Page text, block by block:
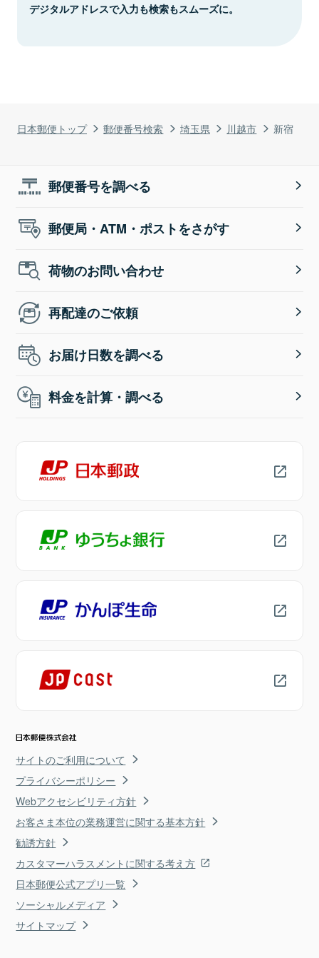
日本郵便トップ 郵便番号検索 埼玉県 川越市 新宿
デジタルアドレスで入力も検索もスムーズに。
郵便番号を調べる
郵便局・ATM・ポストをさがす
荷物のお問い合わせ
再配達のご依頼
お届け日数を調べる
料金を計算・調べる
サイトのご利用について
プライバシーポリシー
Webアクセシビリティ方針
お客さま本位の業務運営に関する基本方針
勧誘方針
カスタマーハラスメントに関する考え方
日本郵便公式アプリ一覧
ソーシャルメディア
サイトマップ